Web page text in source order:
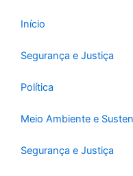
Início
Segurança e Justiça
Política
Meio Ambiente e
Segurança e Justiça